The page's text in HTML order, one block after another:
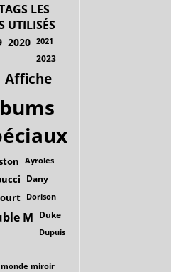
LES
UTILISÉS
2020 2021
2023
Affiche
Ayroles
Dany
Dorison
M Duke
Dupuis
monde miroir